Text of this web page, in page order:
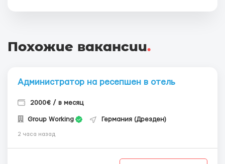
Похожие вакансии.
Администратор на ресепшен в отель
2000€ / в месяц
Group Working Германия (Дрезден)
2 часа назад